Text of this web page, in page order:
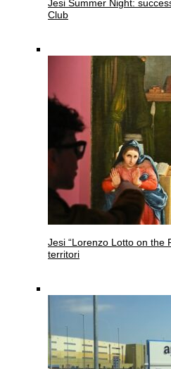
Jesi Summer Night:
Club
Jesi “Lorenzo Lotto on the
territori